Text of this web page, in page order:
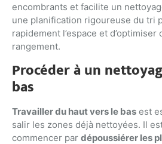
encombrants et facilite un
une planification rigoureuse du tri
rapidement l’espace et d’optimiser
rangement.
Procéder à un
bas
Travailler du haut vers le bas est
salir les zones déjà nettoyées. Il
commencer par dépoussiérer les